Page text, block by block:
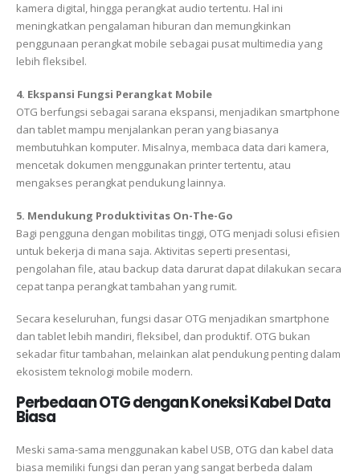
kamera digital, hingga perangkat audio tertentu. Hal ini
meningkatkan pengalaman hiburan dan memungkinkan
penggunaan perangkat mobile sebagai pusat multimedia yang
lebih fleksibel.
4. Ekspansi Fungsi Perangkat Mobile
OTG berfungsi sebagai sarana ekspansi, menjadikan smartphone
dan tablet mampu menjalankan peran yang biasanya
membutuhkan komputer. Misalnya, membaca data dari kamera,
mencetak dokumen menggunakan printer tertentu, atau
mengakses perangkat pendukung lainnya.
5. Mendukung Produktivitas On-The-Go
Bagi pengguna dengan mobilitas tinggi, OTG menjadi solusi efisien
untuk bekerja di mana saja. Aktivitas seperti presentasi,
pengolahan file, atau backup data darurat dapat dilakukan secara
cepat tanpa perangkat tambahan yang rumit.
Secara keseluruhan, fungsi dasar OTG menjadikan smartphone
dan tablet lebih mandiri, fleksibel, dan produktif. OTG bukan
sekadar fitur tambahan, melainkan alat pendukung penting dalam
ekosistem teknologi mobile modern.
Perbedaan OTG dengan Koneksi Kabel Data
Biasa
Meski sama-sama menggunakan kabel USB, OTG dan kabel data
biasa memiliki fungsi dan peran yang sangat berbeda dalam